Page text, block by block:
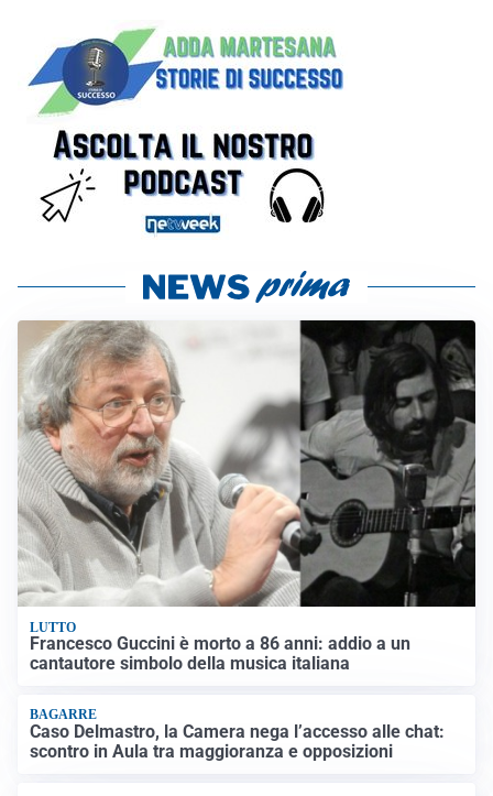
LUTTO
Francesco Guccini è morto a 86 anni: addio a un
cantautore simbolo della musica italiana
BAGARRE
Caso Delmastro, la Camera nega l’accesso alle chat:
scontro in Aula tra maggioranza e opposizioni